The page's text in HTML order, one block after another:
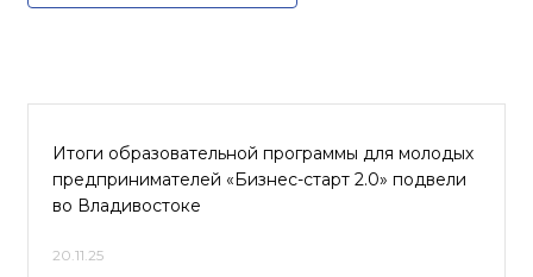
Итоги образовательной программы для молодых
предпринимателей «Бизнес-старт 2.0» подвели
во Владивостоке
20.11.25